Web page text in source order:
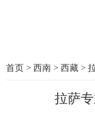
首页 > 西南 > 西藏 >
拉萨